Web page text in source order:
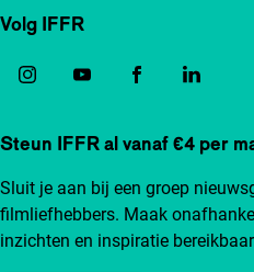
Volg IFFR
Steun IFFR al vanaf €4 per
Sluit je aan bij een groep
filmliefhebbers. Maak
inzichten en inspiratie